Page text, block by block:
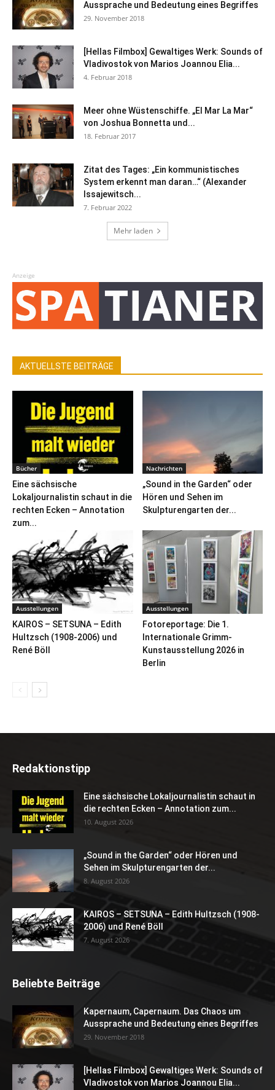
Aussprache und Bedeutung eines Begriffes
29. November 2018
[Hellas Filmbox] Gewaltiges Werk: Sounds of
Vladivostok von Marios Joannou Elia...
4. Februar 2018
Meer ohne Wüstenschiffe. „El Mar La Mar“
von Joshua Bonnetta und...
18. Februar 2017
Zitat des Tages: „Ein kommunistisches
System erkennt man daran…“ (Alexander
Issajewitsch...
7. Februar 2022
Mehr laden
Anzeige
AKTUELLSTE BEITRÄGE
Bücher
Eine sächsische
Lokaljournalistin schaut in die
rechten Ecken – Annotation
zum...
Nachrichten
„Sound in the Garden“ oder
Hören und Sehen im
Skulpturengarten der...
Ausstellungen
KAIROS – SETSUNA – Edith
Hultzsch (1908-2006) und
René Böll
Ausstellungen
Fotoreportage: Die 1.
Internationale Grimm-
Kunstausstellung 2026 in
Berlin
Redaktionstipp
Eine sächsische Lokaljournalistin schaut in
die rechten Ecken – Annotation zum...
10. August 2026
„Sound in the Garden“ oder Hören und
Sehen im Skulpturengarten der...
8. August 2026
KAIROS – SETSUNA – Edith Hultzsch (1908-
2006) und René Böll
7. August 2026
Beliebte Beiträge
Kapernaum, Capernaum. Das Chaos um
Aussprache und Bedeutung eines Begriffes
29. November 2018
[Hellas Filmbox] Gewaltiges Werk: Sounds of
Vladivostok von Marios Joannou Elia...